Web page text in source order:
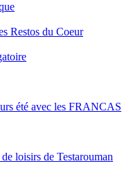
Restos du Coeur
été avec les FRANCAS
loisirs de Testarouman